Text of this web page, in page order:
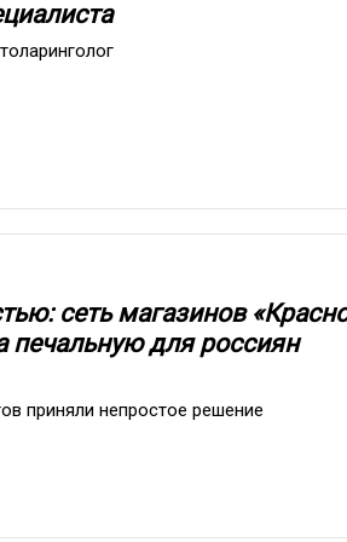
сеть магазинов
печальную для россиян
приняли непростое решение